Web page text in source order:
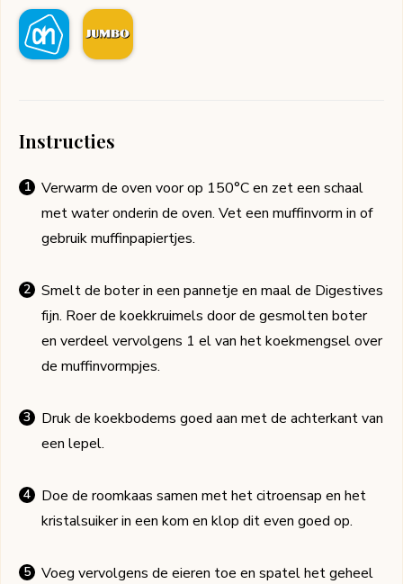
Instructies
Verwarm de oven voor op 150°C en zet een schaal
met water onderin de oven. Vet een muffinvorm in of
gebruik muffinpapiertjes.
Smelt de boter in een pannetje en maal de Digestives
fijn. Roer de koekkruimels door de gesmolten boter
en verdeel vervolgens 1 el van het koekmengsel over
de muffinvormpjes.
Druk de koekbodems goed aan met de achterkant van
een lepel.
Doe de roomkaas samen met het citroensap en het
kristalsuiker in een kom en klop dit even goed op.
Voeg vervolgens de eieren toe en spatel het geheel